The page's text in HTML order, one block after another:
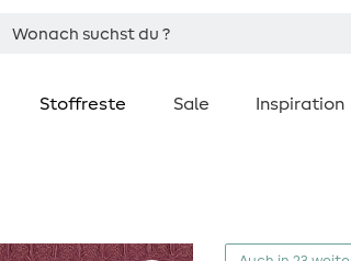
Stoffreste Sale Inspiration